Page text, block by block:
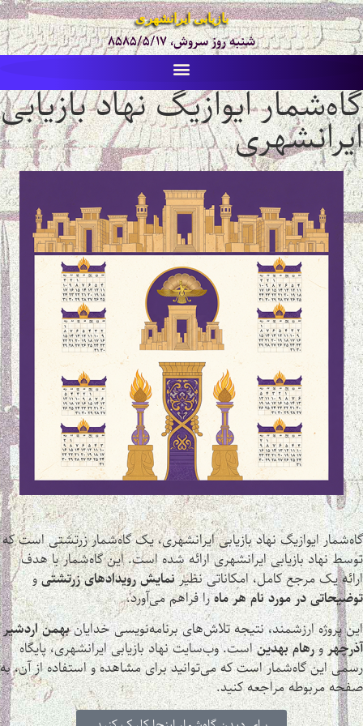
بازیابی ایرانشهری
شنبه روز سروش، ۸۵۸۵/۵/۱۷
گاه‌شمار ایوازیگ نهاد بازیابی
ایرانشهری
گاه‌شمار ایوازیگ نهاد بازیابی ایرانشهری، یک گاه‌شمار زرتشتی است که
توسط نهاد بازیابی ایرانشهری ارائه شده است. این گاه‌شمار با هدف
ارائه یک مرجع کامل، امکاناتی نظیرنمایش رویدادهای زرتشتیو
توضیحاتی در مورد نام هر ماهرا فراهم می‌آورد.
این پروژه ارزشمند، نتیجه تلاش‌های برنامه‌نویسی خدایانبهمن اردشیر
آذرچهرورهام بهدیناست. وب‌سایت نهاد بازیابی ایرانشهری، پایگاه
رسمی این گاه‌شمار است که می‌توانید برای مشاهده و استفاده از آن، به
صفحه مربوطه مراجعه کنید.